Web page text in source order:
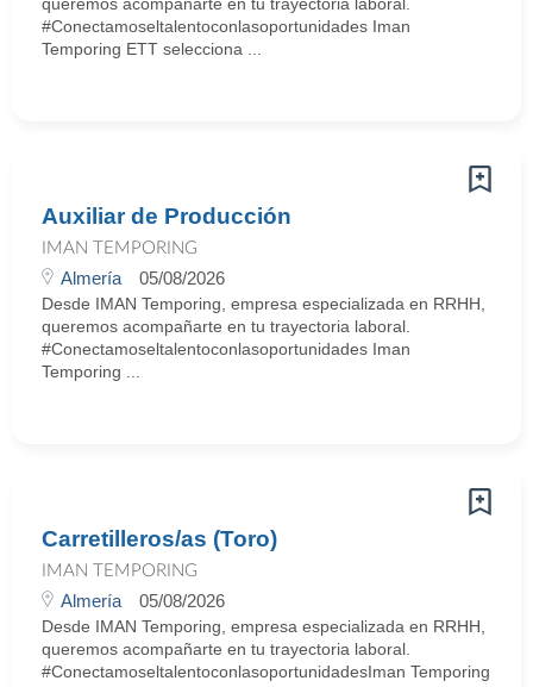
#Conectamoseltalentoconlasoportunidades Iman
Temporing ETT selecciona ...
Auxiliar de Producción
IMAN TEMPORING
Almería 05/08/2026
Desde IMAN Temporing, empresa especializada en RRHH,
queremos acompañarte en tu trayectoria laboral.
#Conectamoseltalentoconlasoportunidades Iman
Temporing ...
Carretilleros/as (Toro)
IMAN TEMPORING
Almería 05/08/2026
Desde IMAN Temporing, empresa especializada en RRHH,
queremos acompañarte en tu trayectoria laboral.
#ConectamoseltalentoconlasoportunidadesIman Temporing